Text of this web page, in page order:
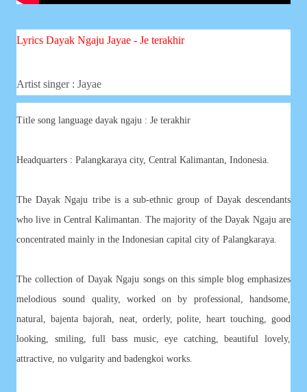
Lyrics Dayak Ngaju Jayae - Je terakhir
Artist singer : Jayae
Title song language dayak ngaju : Je terakhir
Headquarters : Palangkaraya city, Central Kalimantan, Indonesia.
The Dayak Ngaju tribe is a sub-ethnic group of Dayak descendants
who live in Central Kalimantan. The majority of the Dayak Ngaju are
concentrated mainly in the Indonesian capital city of Palangkaraya.
The collection of Dayak Ngaju songs on this simple blog emphasizes
melodious sound quality, worked on by professional, handsome,
natural, bajenta bajorah, neat, orderly, polite, heart touching, good
looking, smiling, full bass music, eye catching, beautiful lovely,
attractive, no vulgarity and badengkoi works.